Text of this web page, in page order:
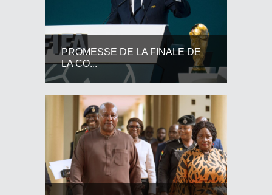
PROMESSE DE LA FINALE DE
LA CO...